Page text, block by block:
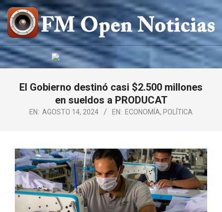
Saltar
al
contenido
FM
OPEN
NOTICIAS
El Gobierno destinó casi $2.500 millones
en sueldos a PRODUCAT
EN: AGOSTO 14, 2024 EN: ECONOMÍA, POLÍTICA